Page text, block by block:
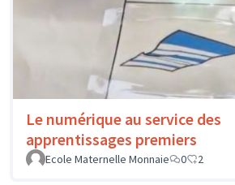
Le numérique au service des
apprentissages premiers
Ecole Maternelle Monnaie
0 2